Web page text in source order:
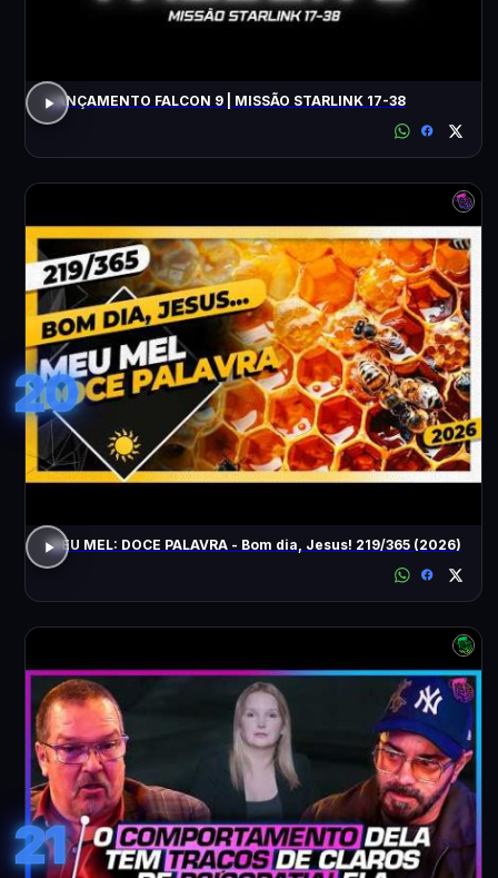
LANÇAMENTO FALCON 9 | MISSÃO STARLINK 17-38
20
MEU MEL: DOCE PALAVRA - Bom dia, Jesus! 219/365 (2026)
21